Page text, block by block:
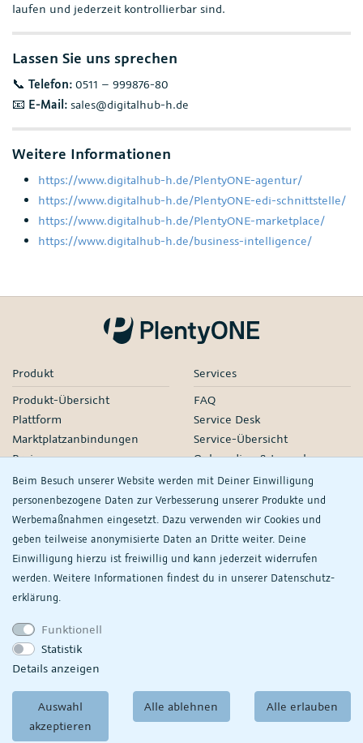
Beim Besuch unserer Website werden mit Deiner Einwilligung
personenbezogene Daten zur Verbesserung unserer Produkte und
Werbemaßnahmen eingesetzt. Dazu verwenden wir Cookies und
geben teilweise anonymisierte Daten an Dritte weiter. Deine
Einwilligung hierzu ist freiwillig und kann jederzeit widerrufen
werden. Weitere Informationen findest du in unserer Daten­schutz­
erklärung.
Funktionell
Statistik
Details anzeigen
Auswahl
akzeptieren
Alle ablehnen Alle erlauben
laufen und jederzeit kontrollierbar sind.
Lassen Sie uns sprechen
📞 Telefon: 0511 – 999876-80
📧 E-Mail: sales@digitalhub-h.de
Weitere Informationen
https://www.digitalhub-h.de/PlentyONE-agentur/
https://www.digitalhub-h.de/PlentyONE-edi-schnittstelle/
https://www.digitalhub-h.de/PlentyONE-marketplace/
https://www.digitalhub-h.de/business-intelligence/
Produkt
Produkt-Übersicht
Plattform
Marktplatzanbindungen
Preise
Services
FAQ
Service Desk
Service-Übersicht
Onboarding & Launch
Services
Managed Services
Partner-Netzwerk
Webinare
Knowledge
plentyDevelopers
Product Information Hub
Unternehmen
© Copyright 2026 PlentyONE GmbH